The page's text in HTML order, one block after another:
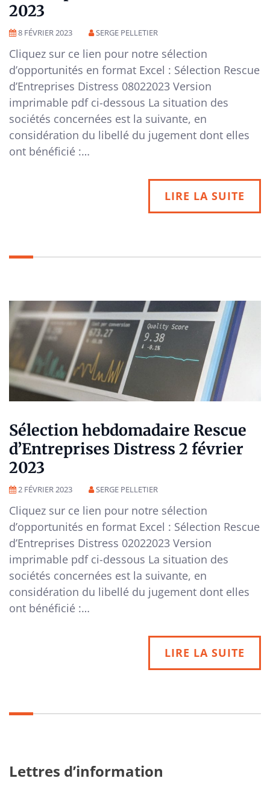
2023
8 FÉVRIER 2023 SERGE PELLETIER
Cliquez sur ce lien pour notre sélection
d’opportunités en format Excel : Sélection Rescue
d’Entreprises Distress 08022023 Version
imprimable pdf ci-dessous La situation des
sociétés concernées est la suivante, en
considération du libellé du jugement dont elles
ont bénéficié :…
LIRE LA SUITE
Sélection hebdomadaire Rescue
d’Entreprises Distress 2 février
2023
2 FÉVRIER 2023 SERGE PELLETIER
Cliquez sur ce lien pour notre sélection
d’opportunités en format Excel : Sélection Rescue
d’Entreprises Distress 02022023 Version
imprimable pdf ci-dessous La situation des
sociétés concernées est la suivante, en
considération du libellé du jugement dont elles
ont bénéficié :…
LIRE LA SUITE
Lettres d’information